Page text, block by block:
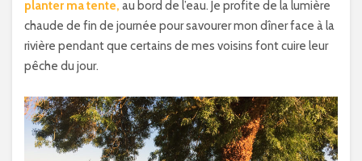
planter ma tente, au bord de l’eau. Je profite de la lumière
chaude de fin de journée pour savourer mon dîner face à la
rivière pendant que certains de mes voisins font cuire leur
pêche du jour.